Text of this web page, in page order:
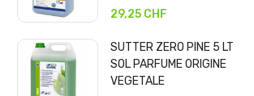
29,25 CHF
SUTTER ZERO PINE 5 LT
SOL PARFUME ORIGINE
VEGETALE